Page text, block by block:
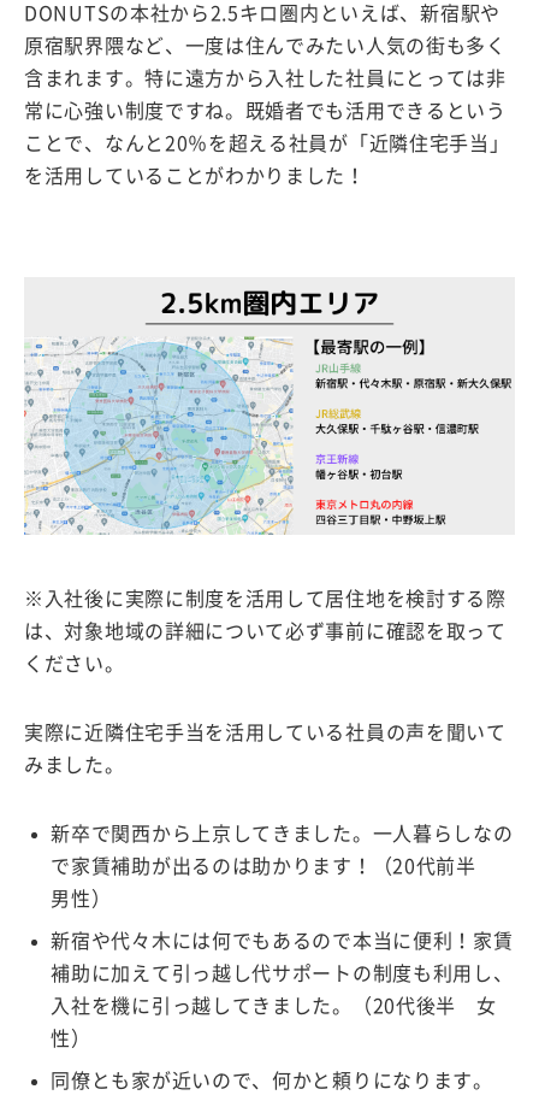
DONUTSの本社から2.5キロ圏内といえば、新宿駅や
原宿駅界隈など、一度は住んでみたい人気の街も多く
含まれます。特に遠方から入社した社員にとっては非
常に心強い制度ですね。既婚者でも活用できるという
ことで、なんと20％を超える社員が「近隣住宅手当」
を活用していることがわかりました！
※入社後に実際に制度を活用して居住地を検討する際
は、対象地域の詳細について必ず事前に確認を取って
ください。
実際に近隣住宅手当を活用している社員の声を聞いて
みました。
新卒で関西から上京してきました。一人暮らしなの
で家賃補助が出るのは助かります！（20代前半
男性）
新宿や代々木には何でもあるので本当に便利！家賃
補助に加えて引っ越し代サポートの制度も利用し、
入社を機に引っ越してきました。（20代後半 女
性）
同僚とも家が近いので、何かと頼りになります。